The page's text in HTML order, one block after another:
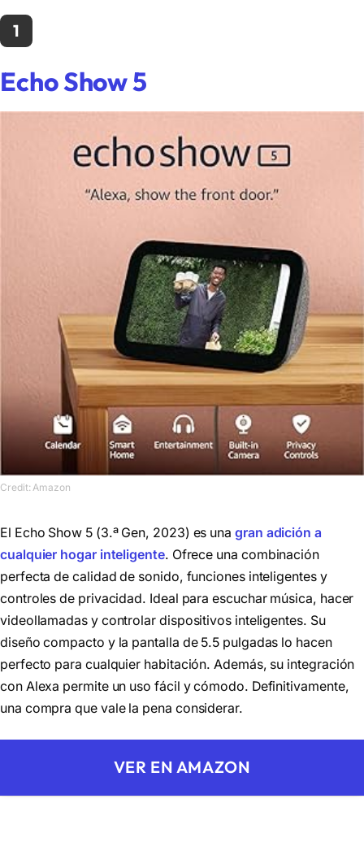
1
Echo Show 5
Credit: Amazon
El Echo Show 5 (3.ª Gen, 2023) es una gran adición a
cualquier hogar inteligente. Ofrece una combinación
perfecta de calidad de sonido, funciones inteligentes y
controles de privacidad. Ideal para escuchar música, hacer
videollamadas y controlar dispositivos inteligentes. Su
diseño compacto y la pantalla de 5.5 pulgadas lo hacen
perfecto para cualquier habitación. Además, su integración
con Alexa permite un uso fácil y cómodo. Definitivamente,
una compra que vale la pena considerar.
VER EN AMAZON